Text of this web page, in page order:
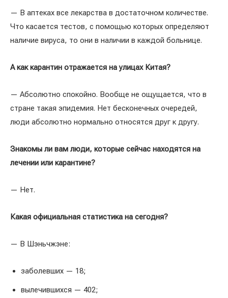
— В аптеках все лекарства в достаточном количестве.
Что касается тестов, с помощью которых определяют
наличие вируса, то они в наличии в каждой больнице.
А как карантин отражается на улицах Китая?
— Абсолютно спокойно. Вообще не ощущается, что в
стране такая эпидемия. Нет бесконечных очередей,
люди абсолютно нормально относятся друг к другу.
Знакомы ли вам люди, которые сейчас находятся на
лечении или карантине?
— Нет.
Какая официальная статистика на сегодня?
— В Шэньчжэне:
заболевших — 18;
вылечившихся — 402;